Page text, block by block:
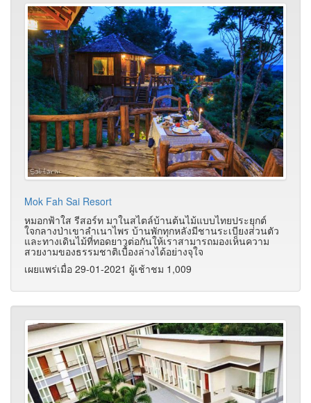
Mok Fah Sai Resort
หมอกฟ้าใส รีสอร์ท มาในสไตล์บ้านต้นไม้แบบไทยประยุกต์
ใจกลางป่าเขาลำเนาไพร บ้านพักทุกหลังมีชานระเบียงส่วนตัว
และทางเดินไม้ที่ทอดยาวต่อกันให้เราสามารถมองเห็นความ
สวยงามของธรรมชาติเบื้องล่างได้อย่างจุใจ
เผยแพร่เมื่อ 29-01-2021 ผู้เช้าชม 1,009